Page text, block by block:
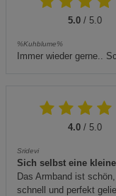
5.0 / 5.0
%Kuhblume%
Immer wieder gerne..
4.0 / 5.0
Sridevi
Sich selbst eine
Das Armband ist
schnell und perfekt